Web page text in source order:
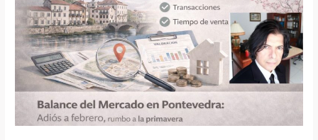
y
previsión
para
Semana
Santa